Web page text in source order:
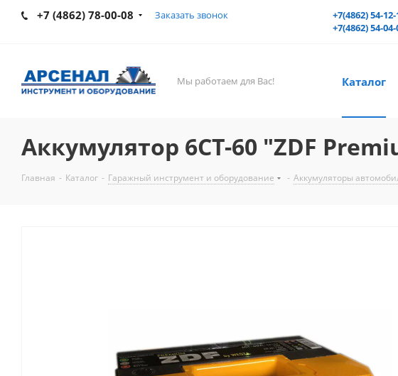
+7 (4862) 78-00-08 Заказать звонок +7(4862) 54-
+7(4862) 54-
Мы работаем для Вас! Каталог
Аккумулятор 6СТ-60 "ZDF
Главная - Каталог - Гаражный инструмент и оборудование - Аккумуляторы